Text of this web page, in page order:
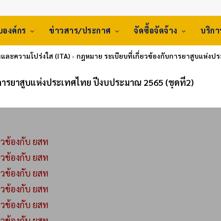
องค์กร ข่าวสาร/ประกาศ จัดซื้อจัดจ้าง บริก
ละความโปร่งใส (ITA) กฎหมาย ระเบียบที่เกี่ยวข้องกับการยาสูบแห่งป
รยาสูบแห่งประเทศไทย ปีงบประมาณ 2565 (ชุดที่2)
ข้องกับ ยสท
ข้องกับ ยสท
ข้องกับ ยสท
ข้องกับ ยสท
ข้องกับ ยสท